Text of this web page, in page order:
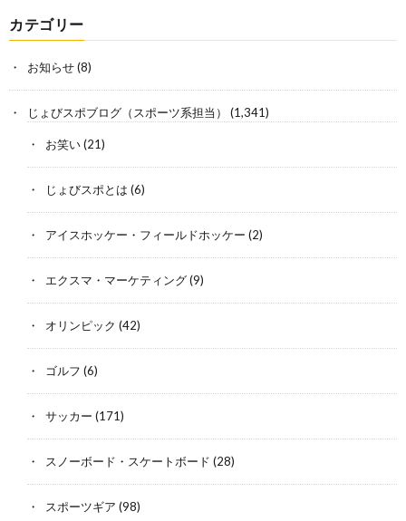
カテゴリー
お知らせ(8)
じょびスポブログ（スポーツ系担当） (1,341)
お笑い(21)
じょびスポとは (6)
アイスホッケー・フィールドホッケー (2)
エクスマ・マーケティング(9)
オリンピック (42)
ゴルフ (6)
サッカー (171)
スノーボード・スケートボード (28)
スポーツギア (98)